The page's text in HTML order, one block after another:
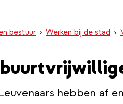
bestuur Werken bij de stad
hebben af